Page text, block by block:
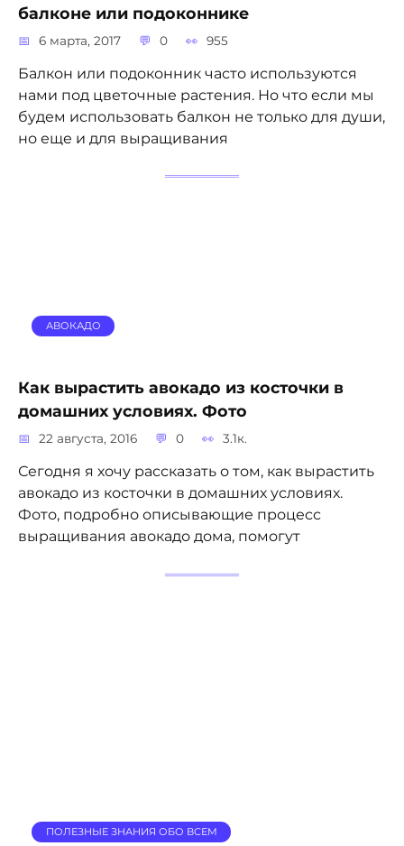
балконе или подоконнике
6 марта, 2017 0 955
Балкон или подоконник часто используются
нами под цветочные растения. Но что если мы
будем использовать балкон не только для души,
но еще и для выращивания
АВОКАДО
Как вырастить авокадо из косточки в
домашних условиях. Фото
22 августа, 2016 0 3.1к.
Сегодня я хочу рассказать о том, как вырастить
авокадо из косточки в домашних условиях.
Фото, подробно описывающие процесс
выращивания авокадо дома, помогут
ПОЛЕЗНЫЕ ЗНАНИЯ ОБО ВСЕМ